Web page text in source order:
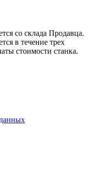
со склада Продавца.
в течение трех
стоимости станка.